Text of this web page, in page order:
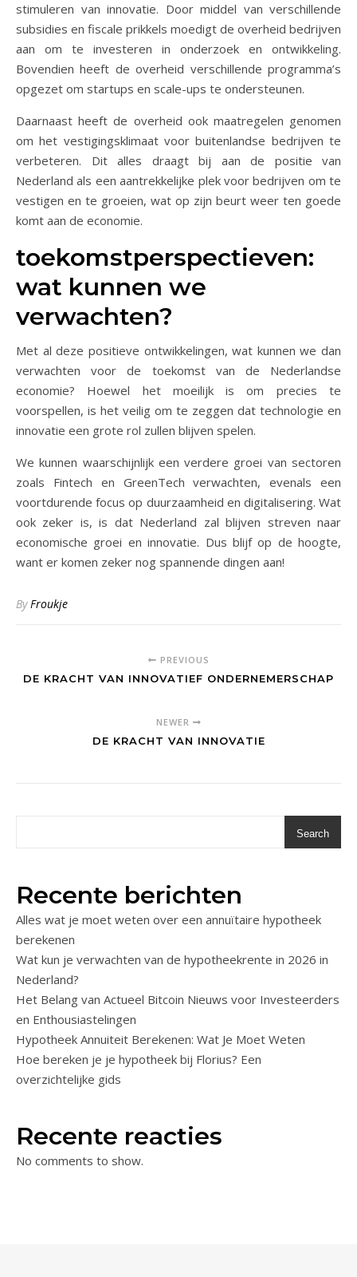
stimuleren van innovatie. Door middel van verschillende
subsidies en fiscale prikkels moedigt de overheid bedrijven
aan om te investeren in onderzoek en ontwikkeling.
Bovendien heeft de overheid verschillende programma’s
opgezet om startups en scale-ups te ondersteunen.
Daarnaast heeft de overheid ook maatregelen genomen
om het vestigingsklimaat voor buitenlandse bedrijven te
verbeteren. Dit alles draagt bij aan de positie van
Nederland als een aantrekkelijke plek voor bedrijven om te
vestigen en te groeien, wat op zijn beurt weer ten goede
komt aan de economie.
toekomstperspectieven:
wat kunnen we
verwachten?
Met al deze positieve ontwikkelingen, wat kunnen we dan
verwachten voor de toekomst van de Nederlandse
economie? Hoewel het moeilijk is om precies te
voorspellen, is het veilig om te zeggen dat technologie en
innovatie een grote rol zullen blijven spelen.
We kunnen waarschijnlijk een verdere groei van sectoren
zoals Fintech en GreenTech verwachten, evenals een
voortdurende focus op duurzaamheid en digitalisering. Wat
ook zeker is, is dat Nederland zal blijven streven naar
economische groei en innovatie. Dus blijf op de hoogte,
want er komen zeker nog spannende dingen aan!
ByFroukje
PREVIOUS
DE KRACHT VAN INNOVATIEF ONDERNEMERSCHAP
NEWER
DE KRACHT VAN INNOVATIE
Search
Recente berichten
Alles wat je moet weten over een annuïtaire hypotheek
berekenen
Wat kun je verwachten van de hypotheekrente in 2026 in
Nederland?
Het Belang van Actueel Bitcoin Nieuws voor Investeerders
en Enthousiastelingen
Hypotheek Annuiteit Berekenen: Wat Je Moet Weten
Hoe bereken je je hypotheek bij Florius? Een
overzichtelijke gids
Recente reacties
No comments to show.